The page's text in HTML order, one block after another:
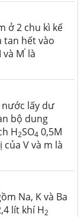
ở 2 chu kì kế
tan hết vào
và M’ là
nước lấy dư
bộ dung
H2SO4 0,5M
V và m là
Na, K và Ba
lít khí H2